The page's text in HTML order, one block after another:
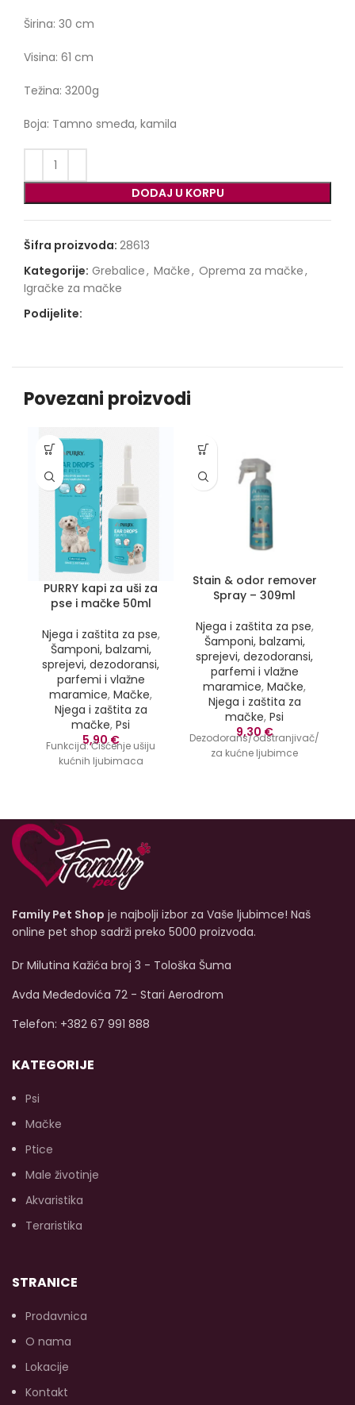
Širina: 30 cm
Visina: 61 cm
Težina: 3200g
Boja: Tamno smeđa, kamila
DODAJ U KORPU
Šifra proizvoda: 28613
Kategorije: Grebalice, Mačke, Oprema za mačke,
Igračke za mačke
Podijelite:
Povezani proizvodi
PURRY kapi za uši za
pse i mačke 50ml
Njega i zaštita za pse,
Šamponi, balzami,
sprejevi, dezodoransi,
parfemi i vlažne
maramice, Mačke,
Njega i zaštita za
mačke, Psi
5,90€
Funkcija:Čišćenje ušiju
kućnih ljubimaca
Stain & odor remover
Spray – 309ml
Njega i zaštita za pse,
Šamponi, balzami,
sprejevi, dezodoransi,
parfemi i vlažne
maramice, Mačke,
Njega i zaštita za
mačke, Psi
9,30€
Dezodorans/odstranjivač/sprej
za kućne ljubimce
Family Pet Shop je najbolji izbor za Vaše ljubimce! Naš
online pet shop sadrži preko 5000 proizvoda.
Dr Milutina Kažića broj 3 - Tološka Šuma
Avda Međedovića 72 - Stari Aerodrom
Telefon: +382 67 991 888
KATEGORIJE
Psi
Mačke
Ptice
Male životinje
Akvaristika
Teraristika
STRANICE
Prodavnica
O nama
Lokacije
Kontakt